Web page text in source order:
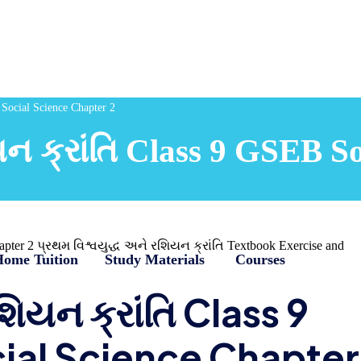
Tuition Study Materials Courses
Science Chapter 2
Class 9 GSEB
2 પ્રથમ વિશ્વયુદ્ધ અને રશિયન ક્રાંતિ Textbook Exercise and
ક્રાંતિ Class 9